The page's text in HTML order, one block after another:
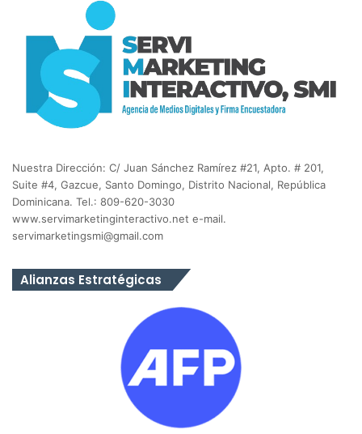
Nuestra Dirección: C/ Juan Sánchez Ramírez #21, Apto. # 201,
Suite #4, Gazcue, Santo Domingo, Distrito Nacional, República
Dominicana. Tel.: 809-620-3030
www.servimarketinginteractivo.net e-mail.
servimarketingsmi@gmail.com
Alianzas Estratégicas